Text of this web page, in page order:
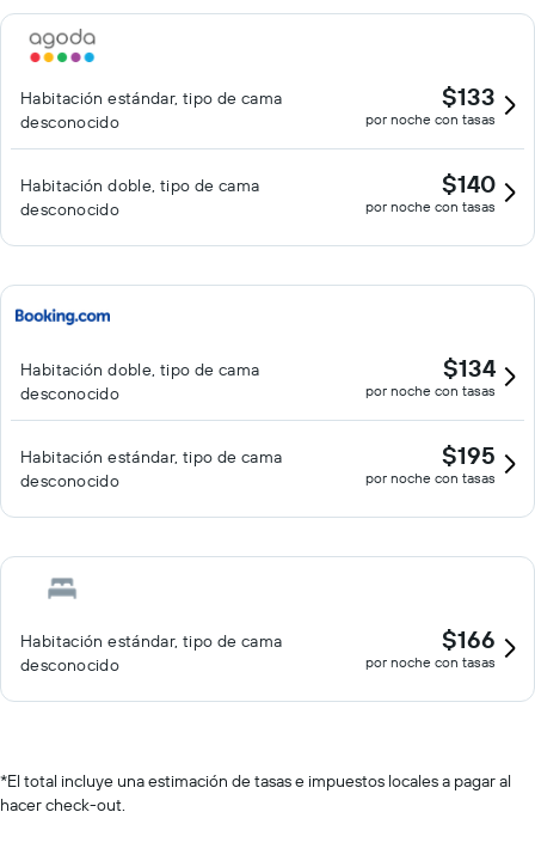
Habitación estándar, tipo de cama
desconocido
$133
por noche con tasas
Habitación doble, tipo de cama
desconocido
$140
por noche con tasas
Habitación doble, tipo de cama
desconocido
$134
por noche con tasas
Habitación estándar, tipo de cama
desconocido
$195
por noche con tasas
Habitación estándar, tipo de cama
desconocido
$166
por noche con tasas
*El total incluye una estimación de tasas e impuestos locales a pagar al
hacer check-out.